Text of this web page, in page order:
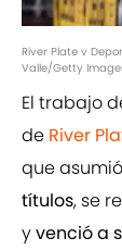
River Plate v
Valle/Getty
El trabajo
de River
que
títulos, se
yvenció a